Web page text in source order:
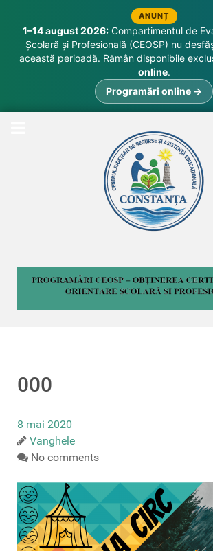
ANUNȚ
1–14 august 2026:Compartimentul de
Școlară și Profesională (CEOSP) nu
această perioadă. Rămân disponibile
online.
Programări online →
000
8 mai 2020
Vanghele
No comments